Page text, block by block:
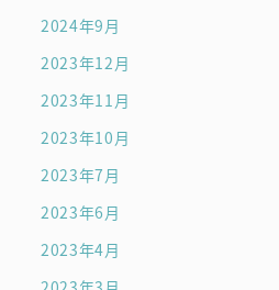
2024年9月
2023年12月
2023年11月
2023年10月
2023年7月
2023年6月
2023年4月